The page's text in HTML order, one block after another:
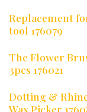
Replacement
tool 176079
The Flower
3pcs 176021
Dotting &
Wax Picker